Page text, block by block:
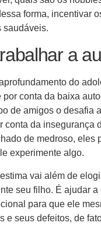
forma, incentivar
saudáveis.
a
do
por conta da baixa
de amigos o desafia
conta da insegurança
de medroso, eles
experimente algo.
vai além de
seu filho. É ajudar a
para que ele
e seus defeitos, de